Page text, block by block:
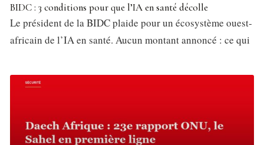
BIDC : 3 conditions pour que l’IA en santé décolle
Le président de la BIDC plaide pour un écosystème ouest-
africain de l’IA en santé. Aucun montant annoncé : ce qui